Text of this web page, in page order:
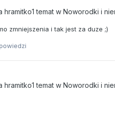
hramitko1 temat w Noworodki i
zmniejszenia i tak jest za duze ;)
hramitko1 temat w Noworodki i